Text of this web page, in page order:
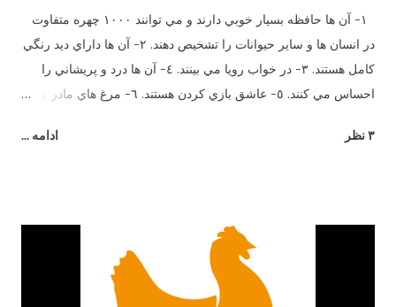
١- آن ها حافظه بسيار خوبي دارند و مي توانند ١٠٠٠ چهره متفاوت
در انسان ها و ساير حيوانات را تشخيص دهند. ٢- آن ها داراي ديد رنگي
كامل هستند. ٣- در خواب رويا مي بينند. ٤- آن ها درد و پريشاني را
احساس مي كنند. ٥- عاشق بازي كردن هستند. ٦- مرغ هاي مادر با
بيش از ٣٠ صداي مختلف دارند. هر صداي معني ويژه اي و زبان
وقتي مضطرب مي شوند پَر هايشان مي ريزد. ١٢- نوك آن ها در
صورت جراحت خونريزي مي كند. ١٣- خروس براي جلب توجه مرغ
۳ نظر ادامه ...